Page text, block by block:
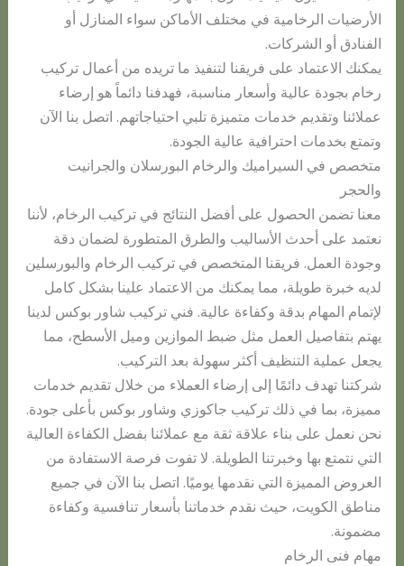
الأرضيات الرخامية في مختلف الأماكن سواء المنازل أو
الفنادق أو الشركات.
يمكنك الاعتماد على فريقنا لتنفيذ ما تريده من أعمال تركيب
رخام بجودة عالية وأسعار مناسبة، فهدفنا دائماً هو إرضاء
عملائنا وتقديم خدمات متميزة تلبي احتياجاتهم. اتصل بنا الآن
وتمتع بخدمات احترافية عالية الجودة.
متخصص في السيراميك والرخام البورسلان والجرانيت
والحجر
معنا تضمن الحصول على أفضل النتائج في تركيب الرخام، لأننا
نعتمد على أحدث الأساليب والطرق المتطورة لضمان دقة
وجودة العمل. فريقنا المتخصص في تركيب الرخام والبورسلين
لديه خبرة طويلة، مما يمكنك من الاعتماد علينا بشكل كامل
لإتمام المهام بدقة وكفاءة عالية. فني تركيب شاور بوكس لدينا
يهتم بتفاصيل العمل مثل ضبط الموازين وميل الأسطح، مما
يجعل عملية التنظيف أكثر سهولة بعد التركيب.
شركتنا تهدف دائمًا إلى إرضاء العملاء من خلال تقديم خدمات
مميزة، بما في ذلك تركيب جاكوزي وشاور بوكس بأعلى جودة.
نحن نعمل على بناء علاقة ثقة مع عملائنا بفضل الكفاءة العالية
التي نتمتع بها وخبرتنا الطويلة. لا تفوت فرصة الاستفادة من
العروض المميزة التي نقدمها يوميًا. اتصل بنا الآن في جميع
مناطق الكويت، حيث نقدم خدماتنا بأسعار تنافسية وكفاءة
مضمونة.
مهام فنى الرخام